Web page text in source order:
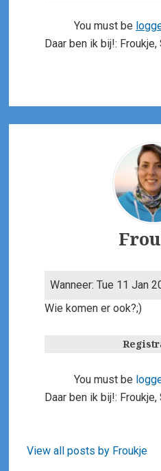
You must be
Daar ben ik bij!: Froukje,
Wanneer: Tue 11 Jan
Wie komen er ook?;)
You must be
Daar ben ik bij!: Froukje,
View all posts by Froukje